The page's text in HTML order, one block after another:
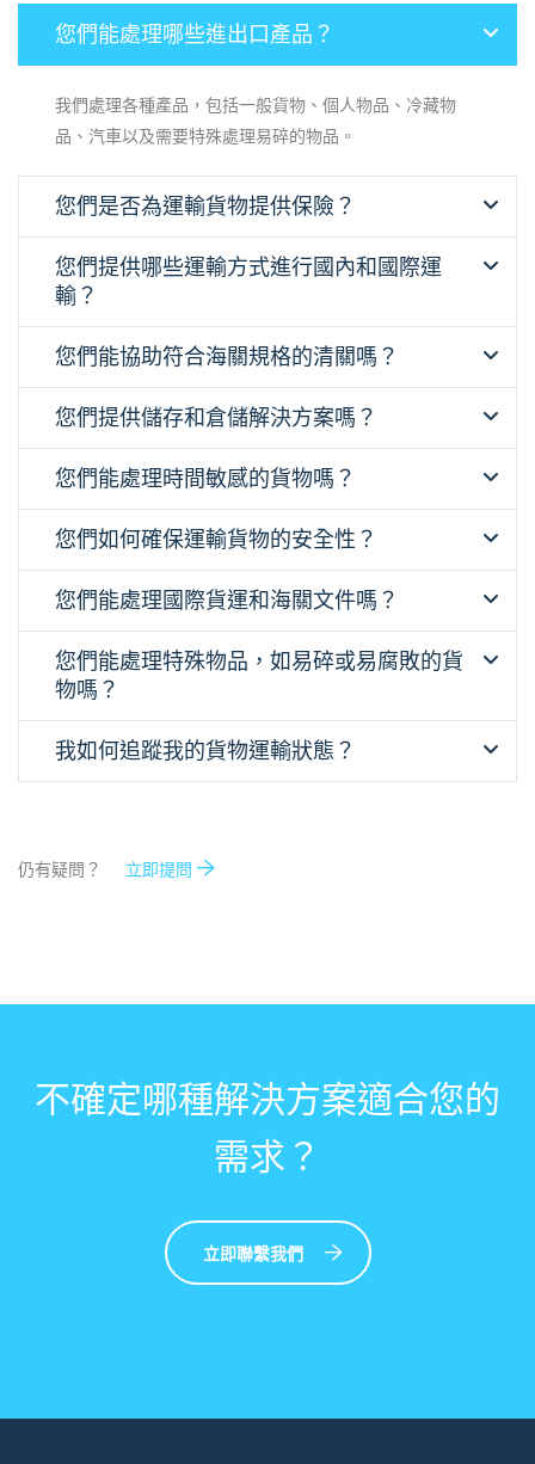
您們能處理哪些進出口產品？
我們處理各種產品，包括一般貨物、個人物品、冷藏物
品、汽車以及需要特殊處理易碎的物品。
您們是否為運輸貨物提供保險？
您們提供哪些運輸方式進行國內和國際運
輸？
您們能協助符合海關規格的清關嗎？
您們提供儲存和倉儲解決方案嗎？
您們能處理時間敏感的貨物嗎？
您們如何確保運輸貨物的安全性？
您們能處理國際貨運和海關文件嗎？
您們能處理特殊物品，如易碎或易腐敗的貨
物嗎？
我如何追蹤我的貨物運輸狀態？
仍有疑問？ 立即提問
不確定哪種解決方案適合您的
需求？
立即聯繫我們